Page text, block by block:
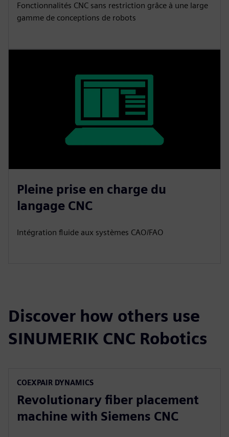
Fonctionnalités CNC sans restriction grâce à une large
gamme de conceptions de robots
Pleine prise en charge du
langage CNC
Intégration fluide aux systèmes CAO/FAO
Discover how others use
SINUMERIK CNC Robotics
COEXPAIR DYNAMICS​
Revolutionary fiber placement
machine with Siemens CNC